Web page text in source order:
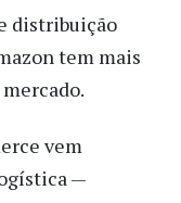
distribuição
tem mais
vem
—